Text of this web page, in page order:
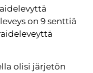
on 9 senttiä
olisi järjetön